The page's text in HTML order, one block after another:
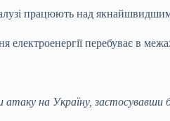
працюють над
перебуває в
атаку на Україну,